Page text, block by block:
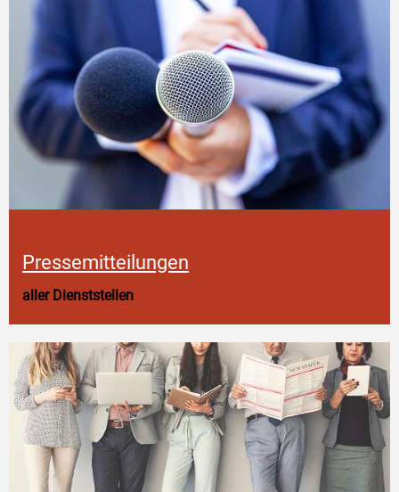
Pressemitteilungen
aller Dienststellen